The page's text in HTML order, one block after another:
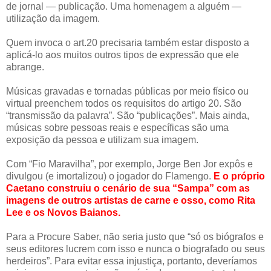
de jornal — publicação. Uma homenagem a alguém —
utilização da imagem.
Quem invoca o art.20 precisaria também estar disposto a
aplicá-lo aos muitos outros tipos de expressão que ele
abrange.
Músicas gravadas e tornadas públicas por meio físico ou
virtual preenchem todos os requisitos do artigo 20. São
“transmissão da palavra”. São “publicações”. Mais ainda,
músicas sobre pessoas reais e específicas são uma
exposição da pessoa e utilizam sua imagem.
Com “Fio Maravilha”, por exemplo, Jorge Ben Jor expôs e
divulgou (e imortalizou) o jogador do Flamengo. E o próprio
Caetano construiu o cenário de sua “Sampa” com as
imagens de outros artistas de carne e osso, como Rita
Lee e os Novos Baianos.
Para a Procure Saber, não seria justo que “só os biógrafos e
seus editores lucrem com isso e nunca o biografado ou seus
herdeiros”. Para evitar essa injustiça, portanto, deveríamos